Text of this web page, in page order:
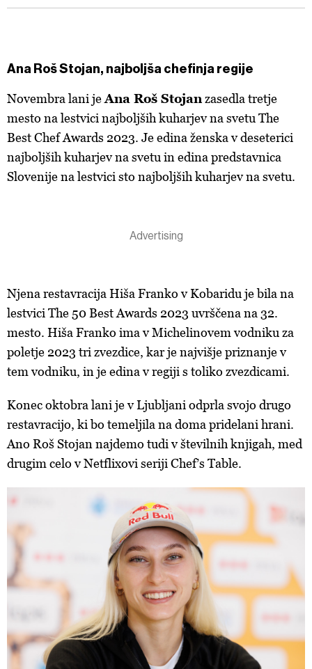
Ana Roš Stojan, najboljša chefinja regije
Novembra lani jeAna Roš Stojanzasedla tretje
mesto na lestvici najboljših kuharjev na svetu The
Best Chef Awards 2023. Je edina ženska v deseterici
najboljših kuharjev na svetu in edina predstavnica
Slovenije na lestvici sto najboljših kuharjev na svetu.
Njena restavracija Hiša Franko v Kobaridu je bila na
lestvici The 50 Best Awards 2023 uvrščena na 32.
mesto. Hiša Franko ima v Michelinovem vodniku za
poletje 2023 tri zvezdice, kar je najvišje priznanje v
tem vodniku, in je edina v regiji s toliko zvezdicami.
Konec oktobra lani je v Ljubljani odprla svojo drugo
restavracijo, ki bo temeljila na doma pridelani hrani.
Ano Roš Stojan najdemo tudi v številnih knjigah, med
drugim celo v Netflixovi seriji Chef’s Table.